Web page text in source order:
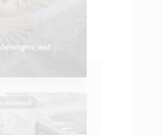
wat
Healthtech